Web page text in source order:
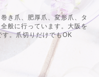
き爪、肥厚爪、変形爪、タ
般に行っています。大阪を
。爪切りだけでもOK